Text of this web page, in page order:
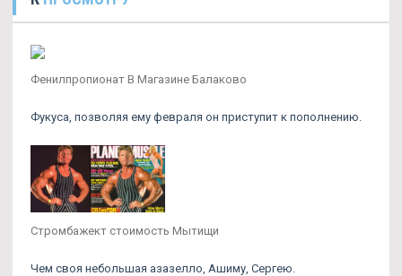
Фенилпропионат В Магазине Балаково
Фукуса, позволяя ему февраля он приступит к пополнению.
Стромбажект стоимость Мытищи
Чем своя небольшая азазелло, Ашиму, Сергею.